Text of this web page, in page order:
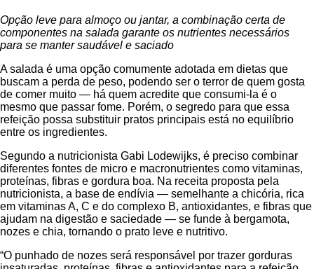
Opção leve para almoço ou jantar, a combinação certa de
componentes na salada garante os nutrientes necessários
para se manter saudável e saciado
A salada é uma opção comumente adotada em dietas que
buscam a perda de peso, podendo ser o terror de quem gosta
de comer muito — há quem acredite que consumi-la é o
mesmo que passar fome. Porém, o segredo para que essa
refeição possa substituir pratos principais está no equilíbrio
entre os ingredientes.
Segundo a nutricionista Gabi Lodewijks, é preciso combinar
diferentes fontes de micro e macronutrientes como vitaminas,
proteínas, fibras e gordura boa. Na receita proposta pela
nutricionista, a base de endívia — semelhante a chicória, rica
em vitaminas A, C e do complexo B, antioxidantes, e fibras que
ajudam na digestão e saciedade — se funde à bergamota,
nozes e chia, tornando o prato leve e nutritivo.
“O punhado de nozes será responsável por trazer gorduras